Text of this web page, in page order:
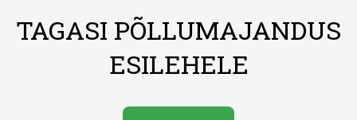
TAGASI PÕLLUMAJANDUS
ESILEHELE